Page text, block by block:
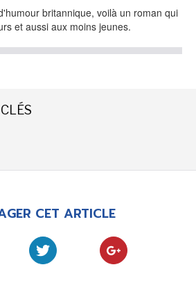
légales - Cookies - Publicités
britannique, voilà un roman qui
et aussi aux moins jeunes.
CET ARTICLE